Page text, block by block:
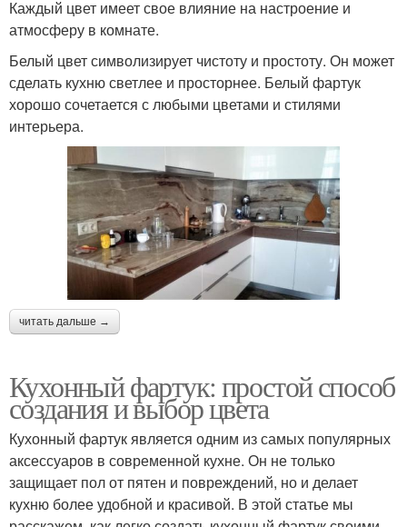
Каждый цвет имеет свое влияние на настроение и
атмосферу в комнате.
Белый цвет символизирует чистоту и простоту. Он может
сделать кухню светлее и просторнее. Белый фартук
хорошо сочетается с любыми цветами и стилями
интерьера.
читать дальше →
Кухонный фартук: простой способ
создания и выбор цвета
Кухонный фартук является одним из самых популярных
аксессуаров в современной кухне. Он не только
защищает пол от пятен и повреждений, но и делает
кухню более удобной и красивой. В этой статье мы